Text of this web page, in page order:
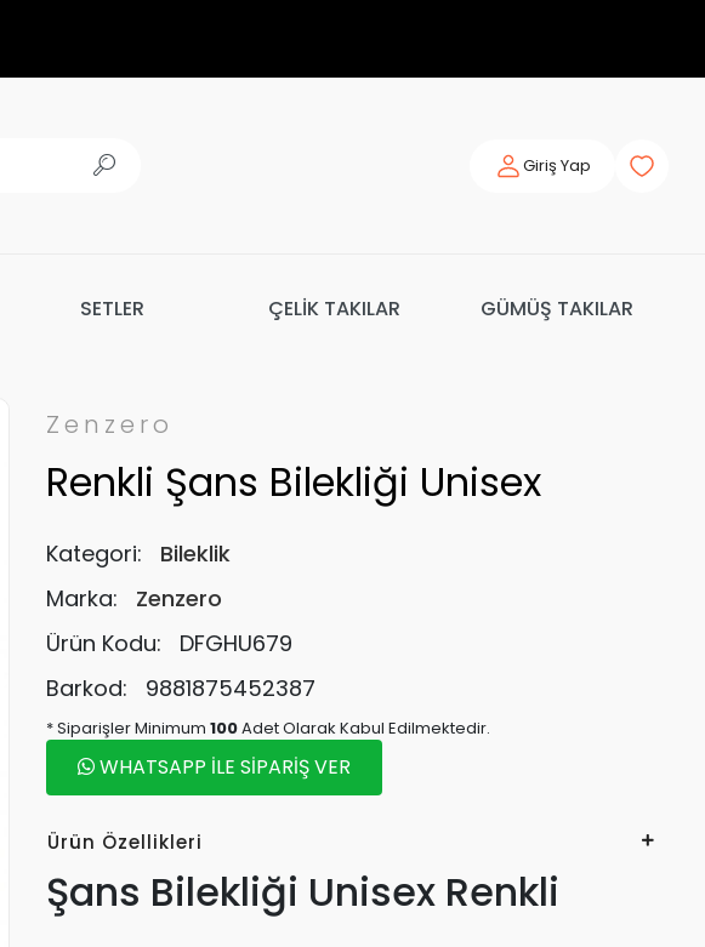
Giriş Yap
SETLER ÇELİK TAKILAR GÜMÜŞ TAKILAR
Zenzero
Renkli Şans Bilekliği Unisex
Kategori:
Bileklik
Marka:
Zenzero
Ürün Kodu:
DFGHU679
Barkod:
9881875452387
* Siparişler Minimum 100Adet Olarak Kabul Edilmektedir.
WHATSAPP İLE SİPARİŞ VER
Ürün Özellikleri
Şans Bilekliği Unisex Renkli